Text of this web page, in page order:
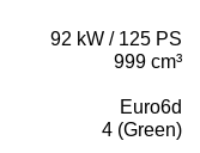
92 kW / 125 PS
999 cm³
Euro6d
4 (Green)